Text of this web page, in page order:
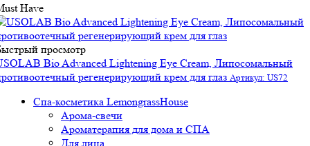
Have
просмотр
Bio Advanced Lightening Eye Cream, Липосомальный
регенерирующий крем для глаз Артикул: US72
Спа-косметика LemongrassHouse
Арома-свечи
Ароматерапия для дома и СПА
Для лица